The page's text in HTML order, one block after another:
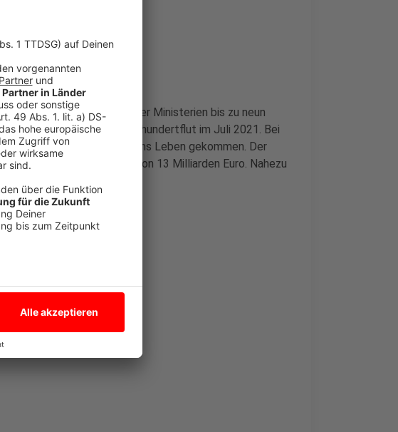
dauert nach Angaben der Ministerien bis zu neun
Instrument war die Jahrhundertflut im Juli 2021. Bei
in NRW 49 Menschen ums Leben gekommen. Der
Schäden in Höhe von 13 Milliarden Euro. Nahezu